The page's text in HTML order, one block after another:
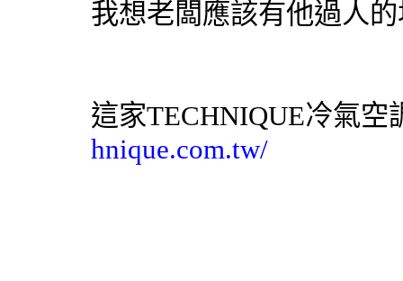
我想老闆應該有他過人
這家TECHNIQUE冷氣空
hnique.com.tw/